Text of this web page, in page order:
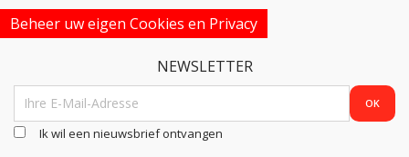
Beheer uw eigen Cookies en Privacy
NEWSLETTER
Ik wil een nieuwsbrief ontvangen